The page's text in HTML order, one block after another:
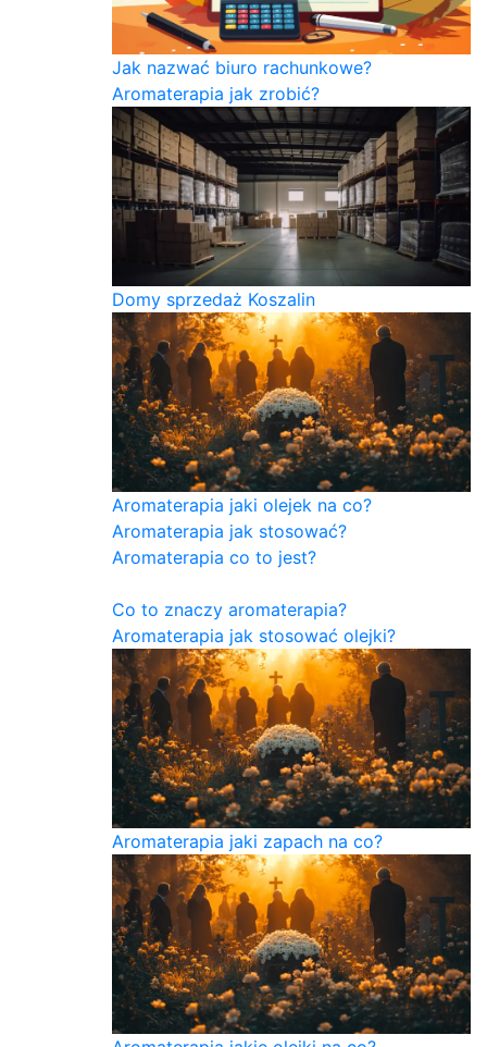
Jak nazwać biuro rachunkowe?
Aromaterapia jak zrobić?
Domy sprzedaż Koszalin
Aromaterapia jaki olejek na co?
Aromaterapia jak stosować?
Aromaterapia co to jest?
Co to znaczy aromaterapia?
Aromaterapia jak stosować olejki?
Aromaterapia jaki zapach na co?